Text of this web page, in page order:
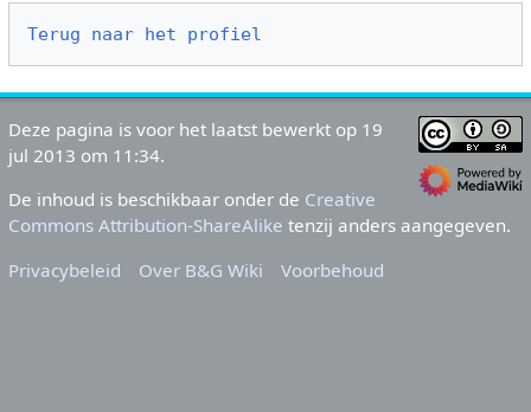
Terug naar het profiel
Deze pagina is voor het laatst bewerkt op 19
jul 2013 om 11:34.
De inhoud is beschikbaar onder de Creative
Commons Attribution-ShareAlike tenzij anders aangegeven.
Privacybeleid
Over B&G Wiki Voorbehoud